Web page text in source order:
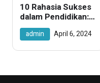
10 Rahasia Sukses
dalam Pendidikan:
Mengungkap
Kekuatan
admin April 6, 2024